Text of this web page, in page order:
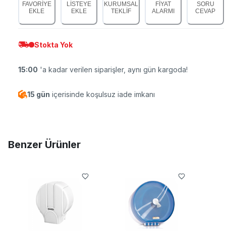
FAVORİYE
EKLE
LİSTEYE
EKLE
KURUMSAL
TEKLİF
FİYAT
ALARMI
SORU
CEVAP
Stokta Yok
15:00 'a kadar verilen siparişler, aynı gün kargoda!
15 gün içerisinde koşulsuz iade imkanı
Benzer Ürünler